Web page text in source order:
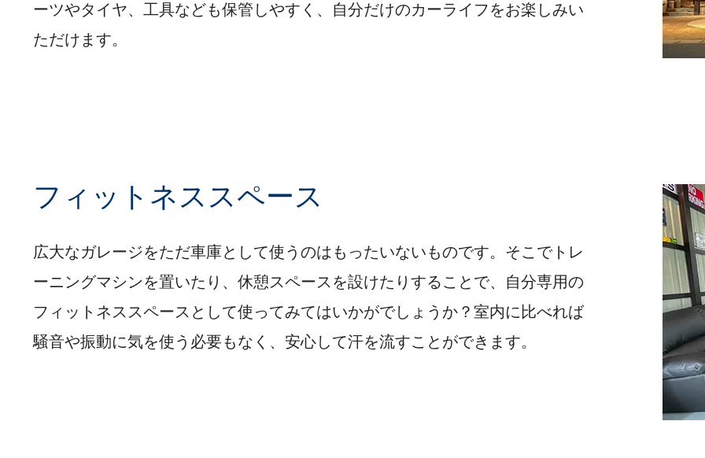
ーツやタイヤ、工具なども保管しやすく、自分だけのカーライフをお楽しみい
ただけます。
フィットネススペース
広大なガレージをただ車庫として使うのはもったいないものです。そこでトレ
ーニングマシンを置いたり、休憩スペースを設けたりすることで、自分専用の
フィットネススペースとして使ってみてはいかがでしょうか？室内に比べれば
騒音や振動に気を使う必要もなく、安心して汗を流すことができます。